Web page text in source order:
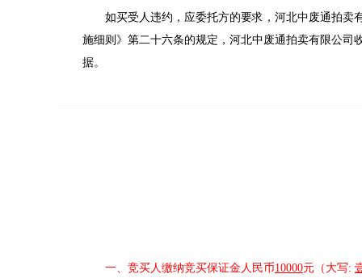
如买受人违约，应委托方的要求，河北中废通拍卖
施细则》第二十六条的规定，河北中废通拍卖有限公
据。
一、竞买人缴纳竞买保证金人民币10000元（大写: